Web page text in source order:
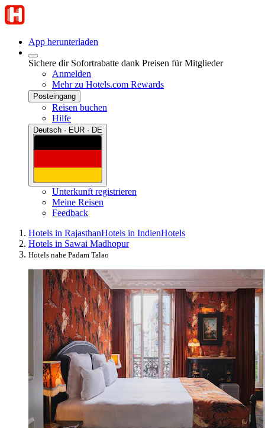
App herunterladen
Sichere dir Sofortrabatte dank Preisen für Mitglieder
Anmelden
Mehr zu Hotels.com Rewards
Posteingang
Reisen buchen
Hilfe
Deutsch · EUR · DE
Unterkunft registrieren
Meine Reisen
Feedback
Hotels in RajasthanHotels in IndienHotels
Hotels in Sawai Madhopur
Hotels nahe Padam Talao